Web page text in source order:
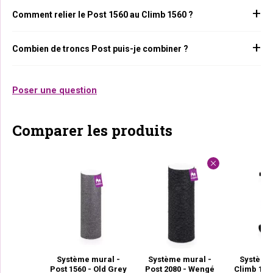
Comment relier le Post 1560 au Climb 1560 ?
Combien de troncs Post puis-je combiner ?
Poser une question
Comparer les produits
Système mural -
Post 1560 - Old Grey
Système mural -
Post 2080 - Wengé
Climb